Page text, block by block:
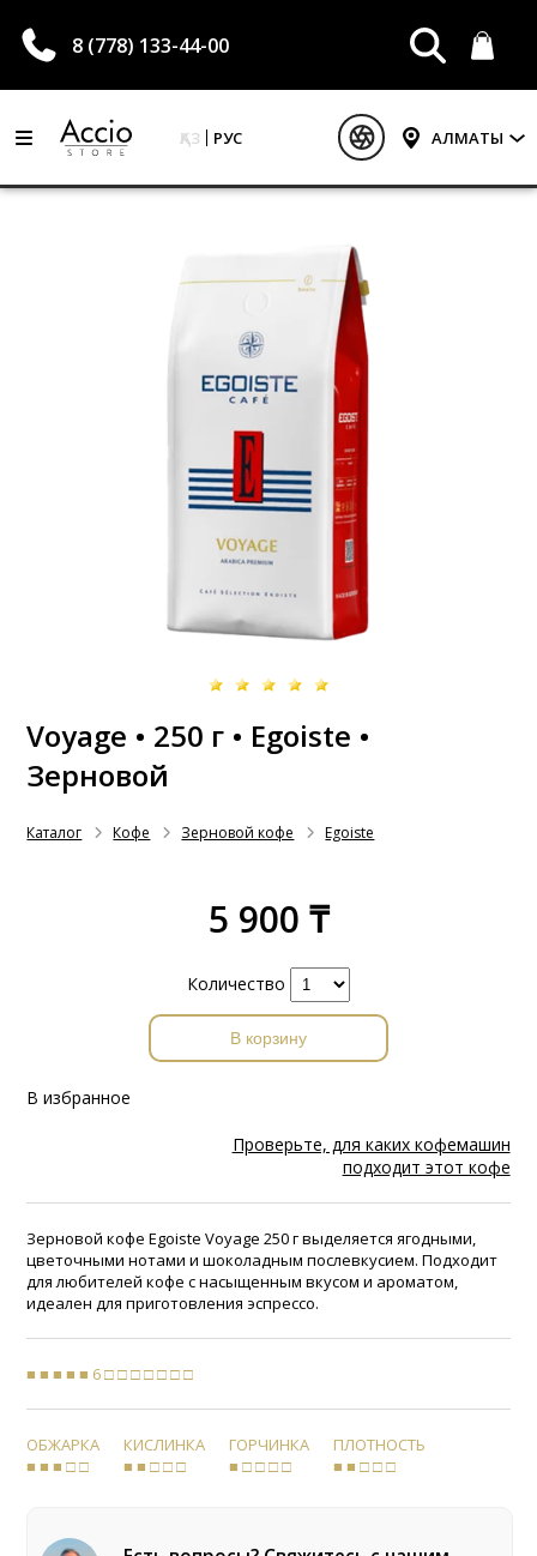
8 (778) 133-44-00
ҚАЗ РУС АЛМАТЫ
Voyage • 250 г • Egoiste •
Зерновой
Каталог Кофе Зерновой кофе Egoiste
5 900 ₸
Количество
В корзину
В избранное
Проверьте, для каких кофемашин
подходит этот кофе
Зерновой кофе Egoiste Voyage 250 г выделяется ягодными,
цветочными нотами и шоколадным послевкусием. Подходит
для любителей кофе с насыщенным вкусом и ароматом,
идеален для приготовления эспрессо.
■ ■ ■ ■ ■ 6 □ □ □ □ □ □ □
ОБЖАРКА
■ ■ ■ □ □
КИСЛИНКА
■ ■ □ □ □
ГОРЧИНКА
■ □ □ □ □
ПЛОТНОСТЬ
■ ■ □ □ □